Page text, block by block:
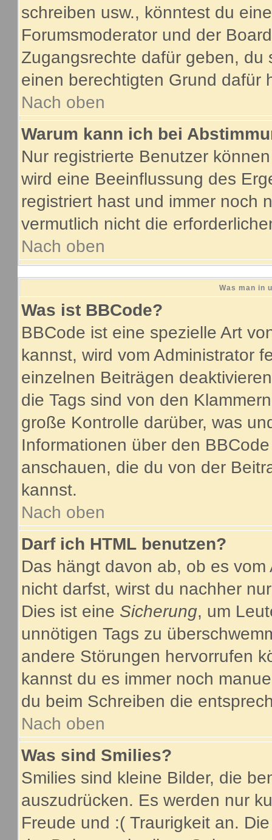
schreiben usw., könntest du
Forumsmoderator und der
Zugangsrechte dafür geben,
einen berechtigten Grund dafür
Nach oben
Warum kann ich bei
Nur registrierte Benutzer
wird eine Beeinflussung des
registriert hast und immer noch
vermutlich nicht die
Nach oben
Was man in
Was ist BBCode?
BBCode ist eine spezielle Art
kannst, wird vom Administrator
einzelnen Beiträgen
die Tags sind von den
große Kontrolle darüber, was
Informationen über den
anschauen, die du von der
kannst.
Nach oben
Darf ich HTML benutzen?
Das hängt davon ab, ob es
nicht darfst, wirst du nachher
Dies ist eine Sicherung, um
unnötigen Tags zu
andere Störungen hervorrufen
kannst du es immer noch
du beim Schreiben die
Nach oben
Was sind Smilies?
Smilies sind kleine Bilder, die
auszudrücken. Es werden nur
Freude und :( Traurigkeit an.